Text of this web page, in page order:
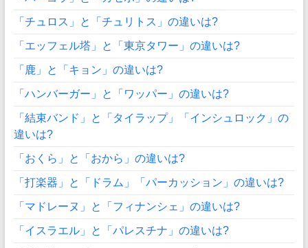
「チュロス」と「チュリトス」の違いは?
「エッフェル塔」と「東京タワー」の違いは?
「鹿」と「キョン」の違いは?
「ハンバーガー」と「ワッパー」の違いは?
「結束バンド」と「タイラップ」「インシュロック」の
違いは?
「おくら」と「おから」の違いは?
「打楽器」と「ドラム」「パーカッション」の違いは?
「マドレーヌ」と「フィナンシェ」の違いは?
「イスラエル」と「パレスチナ」の違いは?